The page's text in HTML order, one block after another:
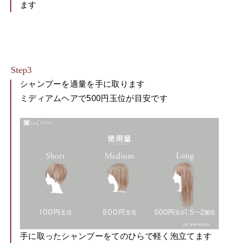
ます
シャンプーを適量を手に取ります
ミディアムヘアで500円玉位が目安です
手に取ったシャンプーをてのひらで軽く泡立てます